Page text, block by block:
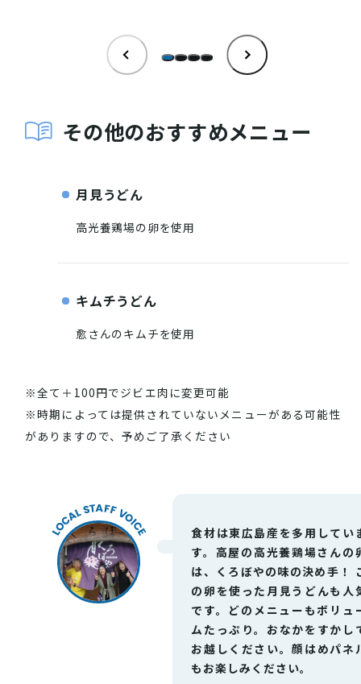
その他のおすすめメニュー
月見うどん
高光養鶏場の卵を使用
キムチうどん
愈さんのキムチを使用
※全て＋100円でジビエ肉に変更可能
※時期によっては提供されていないメニューがある可能性
がありますので、予めご了承ください
食材は東広島産を多用してい
す。高屋の高光養鶏場さんの
は、くろぼやの味の決め手！
の卵を使った月見うどんも人
です。どのメニューもボリュ
ムたっぷり。おなかをすかし
お越しください。顔はめパネ
もお楽しみください。
酒蔵営業時間
交通アクセス
観光ガイド案内
観光マップダウンロード
イベント情報掲載申込フォーム
VISIT Higashihiroshima
(English site)